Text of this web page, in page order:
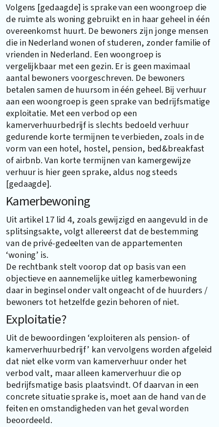
Volgens [gedaagde] is sprake van een woongroep die
de ruimte als woning gebruikt en in haar geheel in één
overeenkomst huurt. De bewoners zijn jonge mensen
die in Nederland wonen of studeren, zonder familie of
vrienden in Nederland. Een woongroep is
vergelijkbaar met een gezin. Er is geen maximaal
aantal bewoners voorgeschreven. De bewoners
betalen samen de huursom in één geheel. Bij verhuur
aan een woongroep is geen sprake van bedrijfsmatige
exploitatie. Met een verbod op een
kamerverhuurbedrijf is slechts bedoeld verhuur
gedurende korte termijnen te verbieden, zoals in de
vorm van een hotel, hostel, pension, bed&breakfast
of airbnb. Van korte termijnen van kamergewijze
verhuur is hier geen sprake, aldus nog steeds
[gedaagde].
Kamerbewoning
Uit artikel 17 lid 4, zoals gewijzigd en aangevuld in de
splitsingsakte, volgt allereerst dat de bestemming
van de privé-gedeelten van de appartementen
‘woning’ is.
De rechtbank stelt voorop dat op basis van een
objectieve en aannemelijke uitleg kamerbewoning
daar in beginsel onder valt ongeacht of de huurders /
bewoners tot hetzelfde gezin behoren of niet.
Exploitatie?
Uit de bewoordingen ‘exploiteren als pension- of
kamerverhuurbedrijf’ kan vervolgens worden afgeleid
dat niet elke vorm van kamerverhuur onder het
verbod valt, maar alleen kamerverhuur die op
bedrijfsmatige basis plaatsvindt. Of daarvan in een
concrete situatie sprake is, moet aan de hand van de
feiten en omstandigheden van het geval worden
beoordeeld.